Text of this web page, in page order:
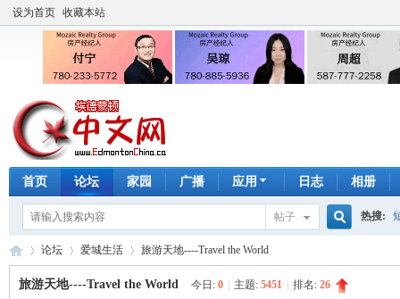
设为首页 收藏本站
首页 论坛 家园 广播 应用 日志 相册
帖子 热搜:
论坛 爱城生活 旅游天地----Travel the World
旅游天地----Travel the World 今日: 0 主题: 5451 排名: 26